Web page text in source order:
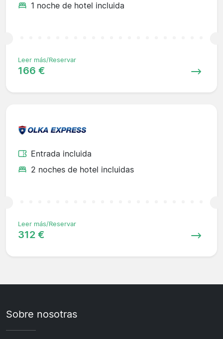
1 noche de hotel incluida
Leer más/Reservar
166 €
Entrada incluida
2 noches de hotel incluidas
Leer más/Reservar
312 €
Sobre nosotras